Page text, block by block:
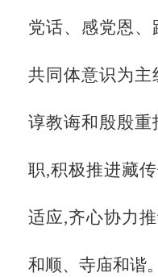
党话、感党恩、
共同体意识为主
谆教诲和殷殷重
职,积极推进藏
适应,齐心协力
和顺、寺庙和谐。